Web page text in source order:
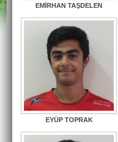
EMİRHAN TAŞDELEN
EYÜP TOPRAK